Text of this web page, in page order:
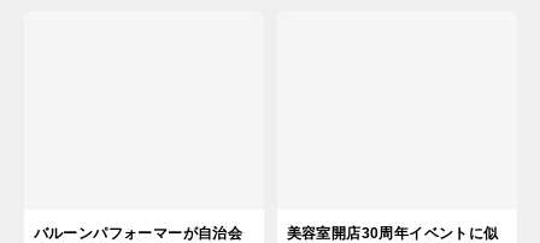
バルーンパフォーマーが自治会
美容室開店30周年イベントに似